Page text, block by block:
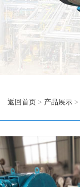
返回首页 > 产品展示 >